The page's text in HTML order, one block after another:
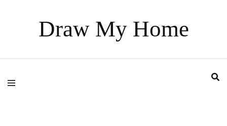
Draw My Home